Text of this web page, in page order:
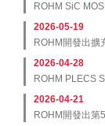
ROHM SiC
2026-05-19
ROHM開發出擴
2026-04-28
ROHM PLECS
2026-04-21
ROHM開發出第